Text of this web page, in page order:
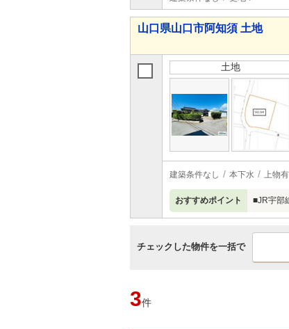
山口県山口市阿知須 土地
土地
建築条件なし 本下水 上物有
おすすめポイント ■JR宇部
チェックした物件を一括で
3件